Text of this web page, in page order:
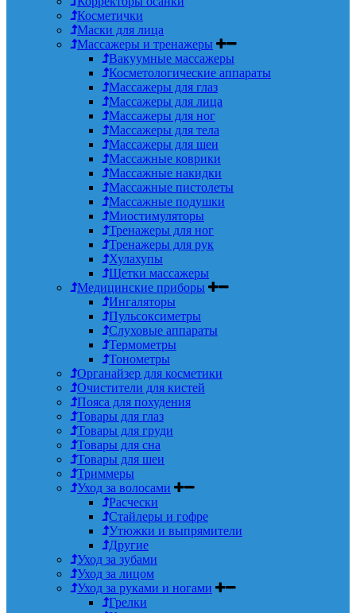
Косметички
Маски для лица
Массажеры и тренажеры
Вакуумные массажеры
Косметологические аппараты
Массажеры для глаз
Массажеры для лица
Массажеры для ног
Массажеры для тела
Массажеры для шеи
Массажные коврики
Массажные накидки
Массажные пистолеты
Массажные подушки
Миостимуляторы
Тренажеры для ног
Тренажеры для рук
Хулахупы
Щетки массажеры
Медицинские приборы
Ингаляторы
Пульсоксиметры
Слуховые аппараты
Термометры
Тонометры
Органайзер для косметики
Очистители для кистей
Пояса для похудения
Товары для глаз
Товары для груди
Товары для сна
Товары для шеи
Триммеры
Уход за волосами
Расчески
Стайлеры и гофре
Утюжки и выпрямители
Другие
Уход за зубами
Уход за лицом
Уход за руками и ногами
Грелки